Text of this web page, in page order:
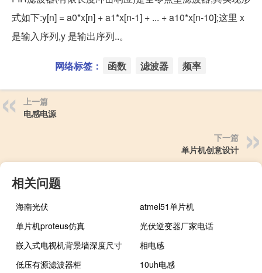
式如下:y[n] = a0*x[n] + a1*x[n-1] + ... + a10*x[n-10];这里 x
是输入序列,y 是输出序列..。
网络标签： 函数 滤波器 频率
上一篇
电感电源
下一篇
单片机创意设计
相关问题
海南光伏
atmel51单片机
单片机proteus仿真
光伏逆变器厂家电话
嵌入式电视机背景墙深度尺寸
相电感
低压有源滤波器柜
10uh电感